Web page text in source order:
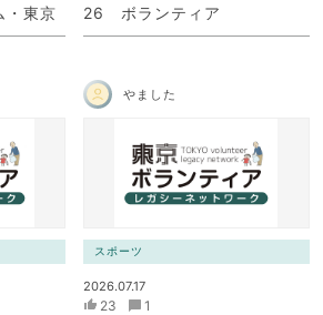
・東京
26 ボランティア
やました
スポーツ
2026.07.17
23 1